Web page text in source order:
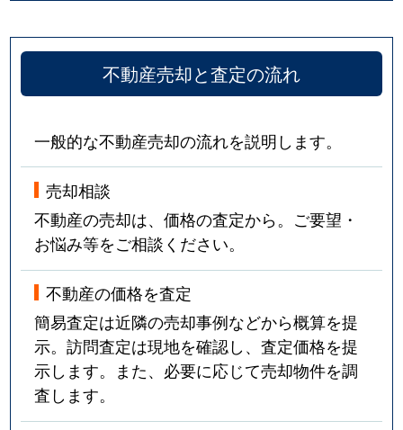
不動産売却と査定の流れ
一般的な不動産売却の流れを説明します。
売却相談
不動産の売却は、価格の査定から。ご要望・
お悩み等をご相談ください。
不動産の価格を査定
簡易査定は近隣の売却事例などから概算を提
示。訪問査定は現地を確認し、査定価格を提
示します。また、必要に応じて売却物件を調
査します。